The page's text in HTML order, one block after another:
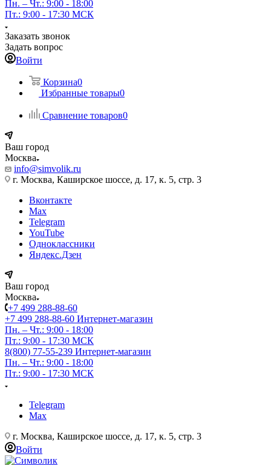
Пн. – Чт.: 9:00 - 18:00
Пт.: 9:00 - 17:30 МСК
Заказать звонок
Задать вопрос
Войти
Корзина0
Избранные товары0
Сравнение товаров0
Ваш город
Москва
info@simvolik.ru
г. Москва, Каширское шоссе, д. 17, к. 5, стр. 3
Вконтакте
Max
Telegram
YouTube
Одноклассники
Яндекс.Дзен
Ваш город
Москва
+7 499 288-88-60
+7 499 288-88-60 Интернет-магазин
Пн. – Чт.: 9:00 - 18:00
Пт.: 9:00 - 17:30 МСК
8(800) 77-55-239 Интернет-магазин
Пн. – Чт.: 9:00 - 18:00
Пт.: 9:00 - 17:30 МСК
Telegram
Max
г. Москва, Каширское шоссе, д. 17, к. 5, стр. 3
Войти